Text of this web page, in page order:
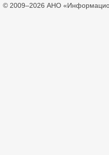
© 2009–2026 АНО